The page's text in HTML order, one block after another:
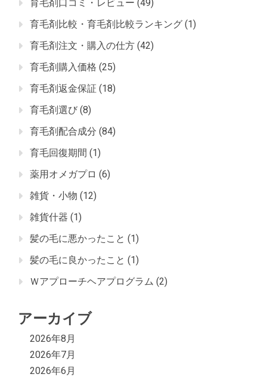
育毛剤口コミ・レビュー (49)
育毛剤比較・育毛剤比較ランキング (1)
育毛剤注文・購入の仕方 (42)
育毛剤購入価格 (25)
育毛剤返金保証 (18)
育毛剤選び (8)
育毛剤配合成分 (84)
育毛回復期間 (1)
薬用オメガプロ (6)
雑貨・小物 (12)
雑貨什器 (1)
髪の毛に悪かったこと (1)
髪の毛に良かったこと (1)
Ｗアプローチヘアプログラム (2)
アーカイブ
2026年8月
2026年7月
2026年6月